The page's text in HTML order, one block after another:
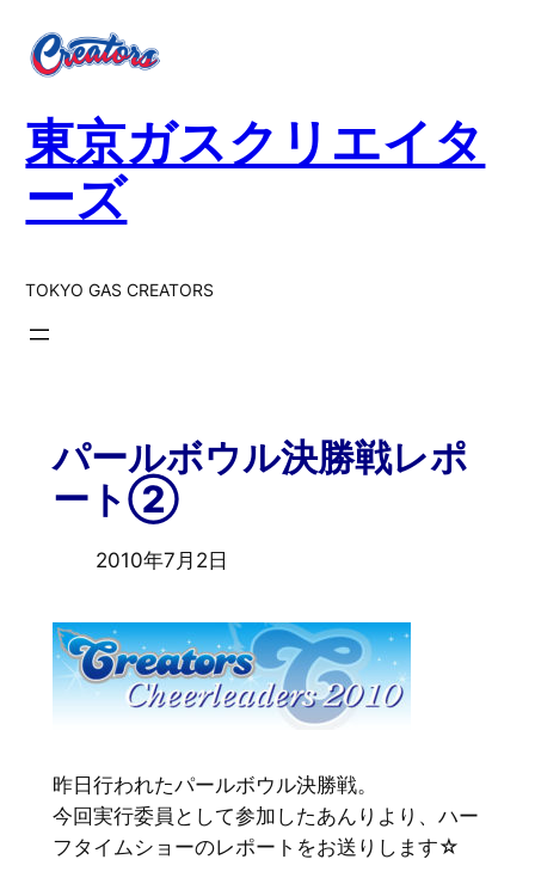
東京ガスクリエイタ
ーズ
TOKYO GAS CREATORS
パールボウル決勝戦レポ
ート②
2010年7月2日
昨日行われたパールボウル決勝戦。
今回実行委員として参加したあんりより、ハー
フタイムショーのレポートをお送りします☆